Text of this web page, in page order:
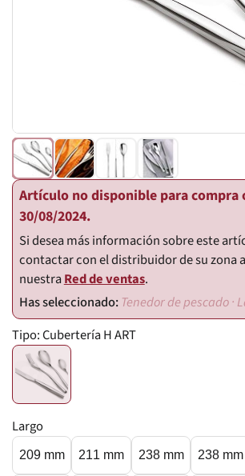
Artículo no disponible para compra
30/08/2024.
Si desea más información sobre este
contactar con el distribuidor de su zona
nuestraRed de ventas.
Tenedor de pescado ·
Tipo:Cubertería H ART
Largo
209 mm 211 mm 238 mm 238 mm